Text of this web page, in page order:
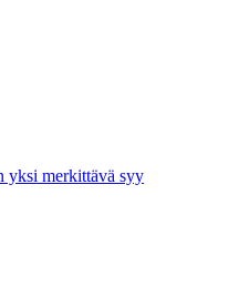
yksi merkittävä syy